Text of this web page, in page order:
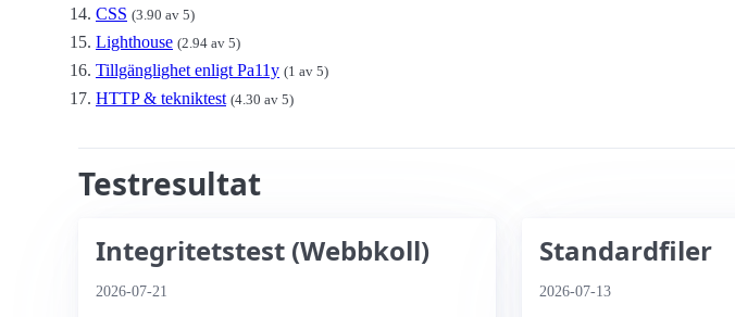
CSS (3.90 av 5)
Lighthouse (2.94 av 5)
Tillgänglighet enligt Pa11y (1 av 5)
HTTP & tekniktest (4.30 av 5)
Testresultat
Integritetstest (Webbkoll)
2026-07-21
Standardfiler
2026-07-13